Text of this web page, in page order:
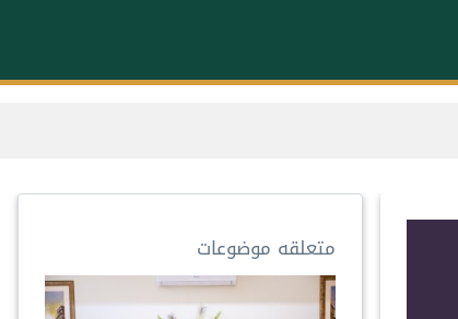
متعلقه موضوعات